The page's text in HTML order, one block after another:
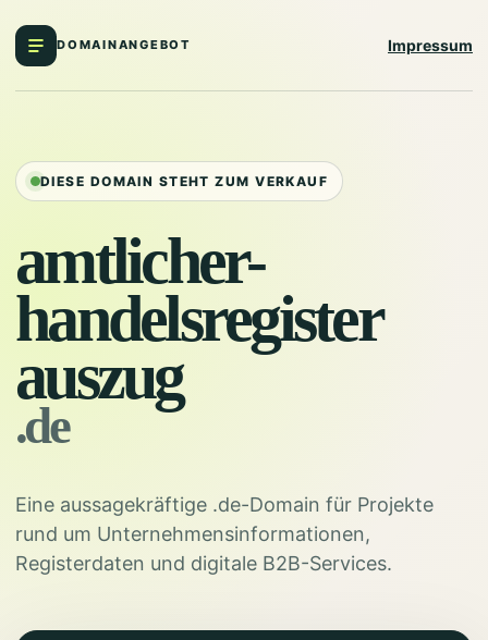
DOMAINANGEBOT Impressum
DIESE DOMAIN STEHT ZUM VERKAUF
amtlicher-
handelsregister
auszug
.de
Eine aussagekräftige .de-Domain für Projekte
rund um Unternehmensinformationen,
Registerdaten und digitale B2B-Services.